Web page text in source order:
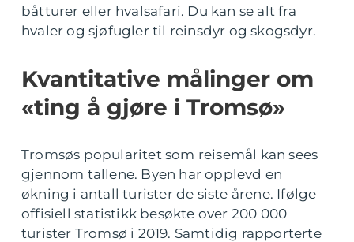
båtturer eller hvalsafari. Du kan se alt fra
hvaler og sjøfugler til reinsdyr og skogsdyr.
Kvantitative målinger om
«ting å gjøre i Tromsø»
Tromsøs popularitet som reisemål kan sees
gjennom tallene. Byen har opplevd en
økning i antall turister de siste årene. Ifølge
offisiell statistikk besøkte over 200 000
turister Tromsø i 2019. Samtidig rapporterte